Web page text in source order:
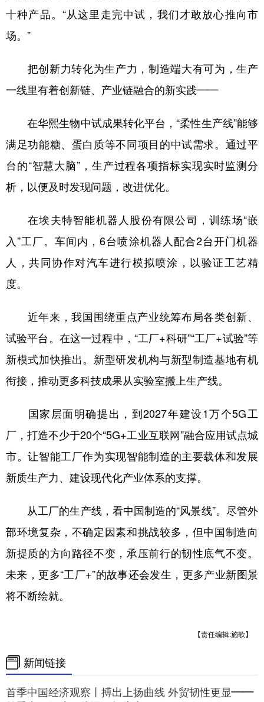
十种产品。“从这里走完中试，我们才敢放心推向市
场。”
把创新力转化为生产力，制造端大有可为，生产
一线里有着创新链、产业链融合的新实践——
在华熙生物中试成果转化平台，“柔性生产线”能够
满足功能糖、蛋白质等不同项目的中试需求。通过平
台的“智慧大脑”，生产过程各项指标实现实时监测分
析，以便及时发现问题，改进优化。
在埃夫特智能机器人股份有限公司，训练场“嵌
入”工厂。车间内，6台喷涂机器人配合2台开门机器
人，共同协作对汽车进行模拟喷涂，以验证工艺精
度。
近年来，我国围绕重点产业统筹布局各类创新、
试验平台。在这一过程中，“工厂+科研”“工厂+试验”等
新模式加快推出。新型研发机构与新型制造基地有机
衔接，推动更多科技成果从实验室搬上生产线。
国家层面明确提出，到2027年建设1万个5G工
厂，打造不少于20个“5G+工业互联网”融合应用试点城
市。让智能工厂作为实现智能制造的主要载体和发展
新质生产力、建设现代化产业体系的支撑。
从工厂的生产线，看中国制造的“风景线”。尽管外
部环境复杂，不确定因素和挑战较多，但中国制造向
新提质的方向路径不变，承压前行的韧性底气不变。
未来，更多“工厂+”的故事还会发生，更多产业新图景
将不断绘就。
【责任编辑:施歌】
新闻链接
首季中国经济观察丨搏出上扬曲线 外贸韧性更显——